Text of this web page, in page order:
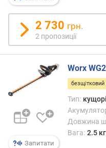
(
с
м
)
к
к
у
б
в
2 730 грн.
2 пропозиції
Запитати
Worx
безщітковий
Тип:
Довжина
Вага: 2.5 кг